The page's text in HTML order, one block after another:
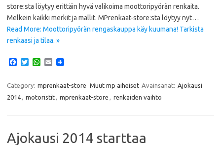
store:sta löytyy erittäin hyvä valikoima moottoripyörän renkaita.
Melkein kaikki merkit ja mallit. MPrenkaat-store:sta löytyy nyt…
Read More: Moottoripyörän rengaskauppa käy kuumana! Tarkista
renkaasi ja tilaa. »
e
b
o
T
t
e
W
t
A
E
i
l
Category: mprenkaat-store Muut mp aiheiset Avainsanat: Ajokausi
2014, motoristit, mprenkaat-store , renkaiden vaihto
Ajokausi 2014 starttaa